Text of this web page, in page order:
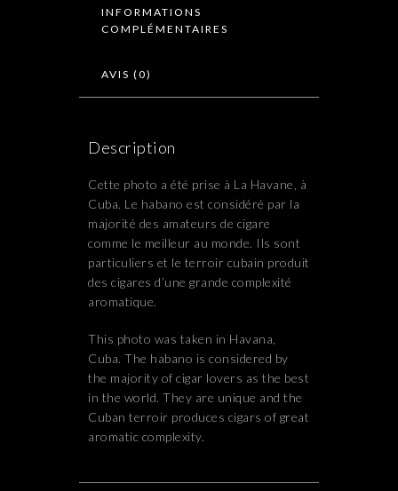
INFORMATIONS
COMPLÉMENTAIRES
AVIS (0)
Description
Cette photo a été prise à La Havane, à
Cuba. Le habano est considéré par la
majorité des amateurs de cigare
comme le meilleur au monde. Ils sont
particuliers et le terroir cubain produit
des cigares d’une grande complexité
aromatique.
This photo was taken in Havana,
Cuba. The habano is considered by
the majority of cigar lovers as the best
in the world. They are unique and the
Cuban terroir produces cigars of great
aromatic complexity.